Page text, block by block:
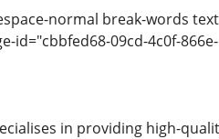
normal break-words
id="cbbfed68-09cd-4c0f-866e-
in providing high-